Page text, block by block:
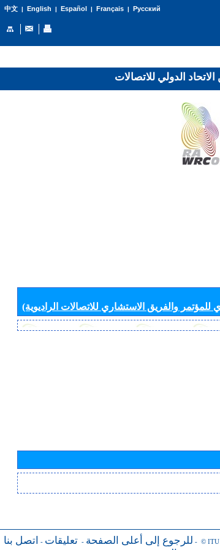
中文| English | Español | Français| Русский
والفريق الاستشاري للاتصالات الراديوية)
للرجوع إلى أعلى الصفحة - تعليقات - اتصل بنا - © ITU
الدولي للاتصالات